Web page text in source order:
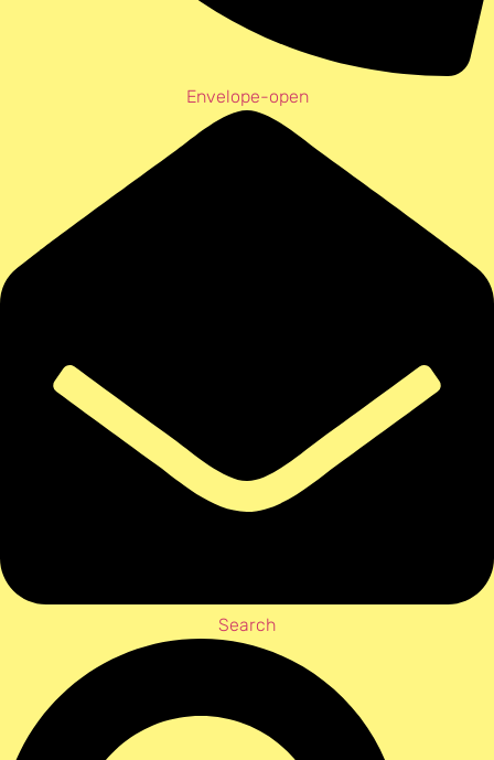
Envelope-open
Search